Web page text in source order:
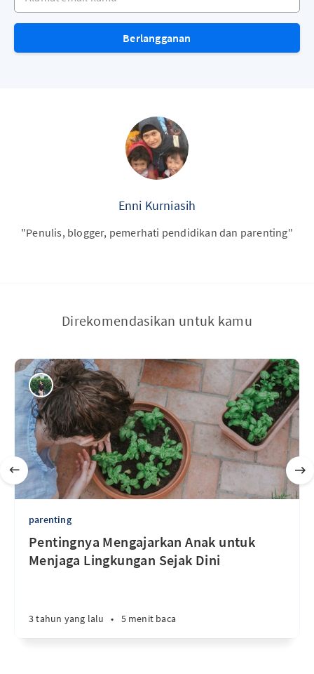
Berlangganan
Enni Kurniasih
"Penulis, blogger, pemerhati pendidikan dan parenting"
Direkomendasikan untuk kamu
parenting
Pentingnya Mengajarkan Anak untuk
Menjaga Lingkungan Sejak Dini
3 tahun yang lalu • 5 menit baca